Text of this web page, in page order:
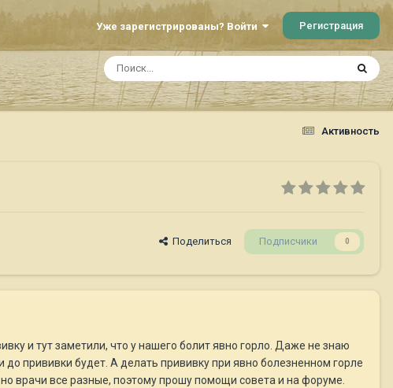
Уже зарегистрированы? Войти Регистрация
Активность
Поделиться Подписчики 0
и тут заметили, что у нашего болит явно горло. Даже не знаю
прививки будет. А делать прививку при явно болезненном горле
врачи все разные, поэтому прошу помощи совета и на форуме.